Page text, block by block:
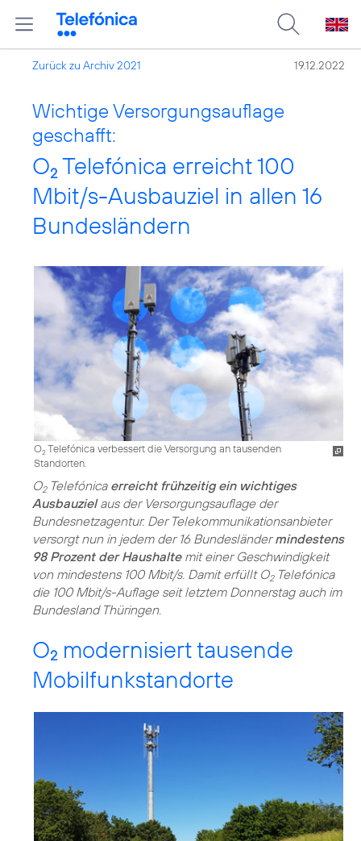
Zurück zu Archiv 2021 19.12.2022
Wichtige Versorgungsauflage
geschafft:
O2 Telefónica erreicht 100
Mbit/s-Ausbauziel in allen 16
Bundesländern
O2Telefónica verbessert die Versorgung an tausenden
Standorten.
O2Telefónica erreicht frühzeitig ein wichtiges
Ausbauzielaus der Versorgungsauflage der
Bundesnetzagentur. Der Telekommunikationsanbieter
versorgt nun in jedem der 16 Bundesländermindestens
98 Prozent der Haushaltemit einer Geschwindigkeit
von mindestens 100 Mbit/s. Damit erfüllt O2Telefónica
die 100 Mbit/s-Auflage seit letztem Donnerstag auch im
Bundesland Thüringen.
O2 modernisiert tausende
Mobilfunkstandorte